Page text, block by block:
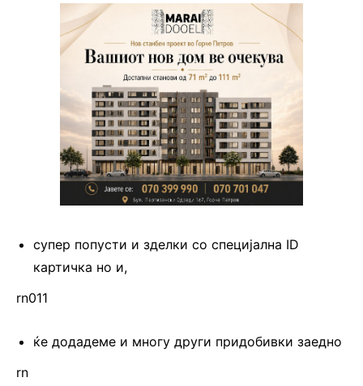
супер попусти и зделки со специјална ID
картичка но и,
rn011
ќе додадеме и многу други придобивки заедно
rn